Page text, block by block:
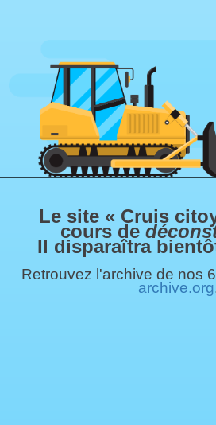
Le site « Cruis
cours de
Il disparaîtra
Retrouvez l'archive de nos
archive.org